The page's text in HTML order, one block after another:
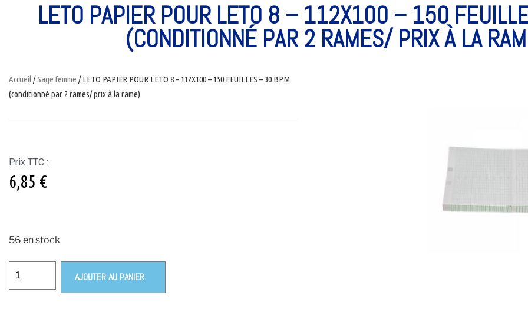
LETO PAPIER POUR LETO 8 – 112X100 – 150
(CONDITIONNÉ PAR 2 RAMES/ PRIX À LA
Accueil/Sage femme / LETO PAPIER POUR LETO 8 – 112X100 – 150 FEUILLES – 30 BPM
(conditionné par 2 rames/ prix à la rame)
Prix TTC :
6,85 €
56 en stock
AJOUTER AU PANIER